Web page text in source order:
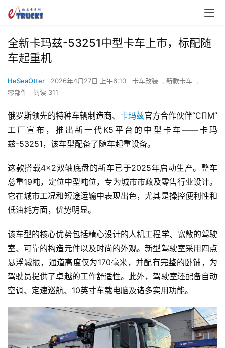
全新卡玛兹-53251中型卡车上市，标配随
车起重机
HeSeaOtter 2026年4月27日 上午6:10 卡车改装 , 新款卡车
,
零部件
阅读 311
俄罗斯领先的特种车辆制造商、 卡玛兹官方合作伙伴“СПМ”
工厂宣布，推出新一代K5平台的中型卡车——卡玛
兹-53251，该车型配备了随车起重设备。
这款搭载4×2双轴底盘的新车已于2025年启动生产。整车
总重19吨，定位中型吨位，专为城市市政及零售行业设计。
它在城市工况和短途运输中表现出色，尤其是操控便利性和
低油耗方面，优势明显。
该车型的核心优势包括精心设计的人机工程学、宽敞的驾驶
室、可靠的构造元件以及时尚的外观。新型驾驶室采用四点
悬浮减振，通道高度仅为170毫米，并配有完整的卧铺，为
驾驶员提供了卓越的工作舒适性。此外，驾驶室还配备自动
空调、定速巡航、10英寸车载电脑及诸多实用功能。